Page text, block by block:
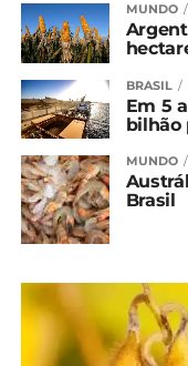
MUNDO
BRASIL
Em 5
bilhão
MUNDO
Brasil